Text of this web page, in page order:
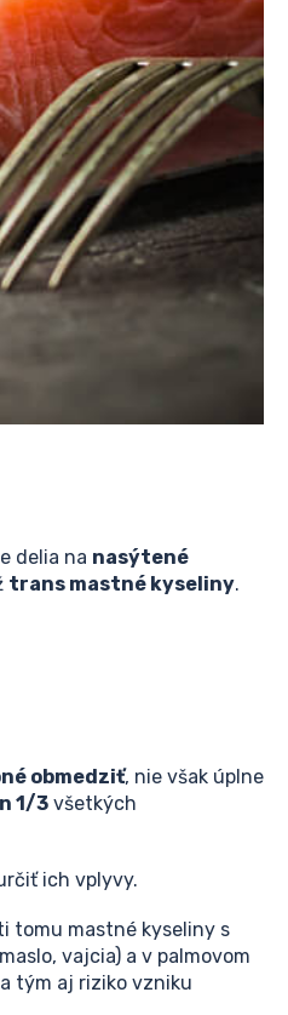
delia na nasýtené
trans mastné kyseliny.
obmedziť, nie však úplne
1/3 všetkých
ich vplyvy.
tomu mastné kyseliny s
vajcia) a v palmovom
tým aj riziko vzniku